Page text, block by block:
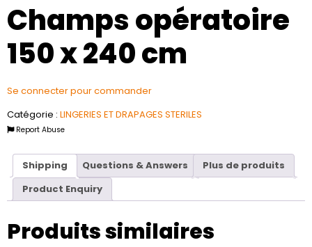
Champs opératoire
150 x 240 cm
Se connecter pour commander
Catégorie : LINGERIES ET DRAPAGES STERILES
Report Abuse
Shipping Questions & Answers
Plus de produits
Product Enquiry
Produits similaires